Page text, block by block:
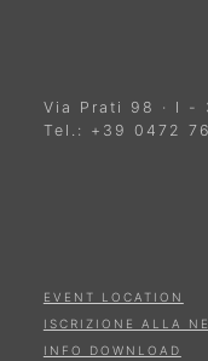
Via Prati 98 · I -
Tel.: +39 0472
EVENT LOCATION
ISCRIZIONE ALLA
INFO DOWNLOAD